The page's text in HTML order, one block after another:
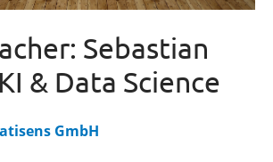
Sebastian
& Data Science
GmbH